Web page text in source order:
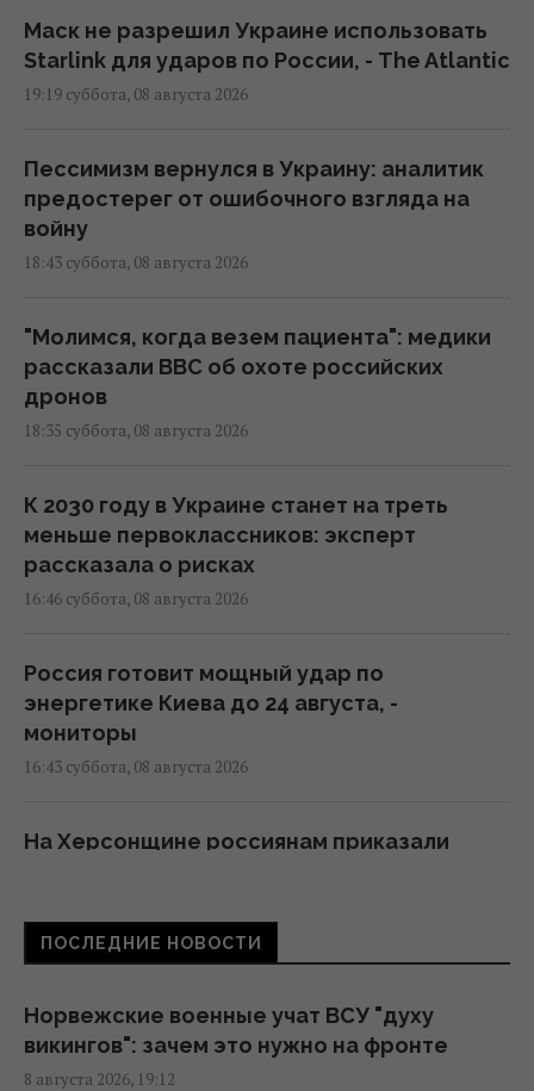
Маск не разрешил Украине использовать
Starlink для ударов по России, - The Atlantic
19:19 суббота, 08 августа 2026
Пессимизм вернулся в Украину: аналитик
предостерег от ошибочного взгляда на
войну
18:43 суббота, 08 августа 2026
"Молимся, когда везем пациента": медики
рассказали BBC об охоте российских
дронов
18:35 суббота, 08 августа 2026
К 2030 году в Украине станет на треть
меньше первоклассников: эксперт
рассказала о рисках
16:46 суббота, 08 августа 2026
Россия готовит мощный удар по
энергетике Киева до 24 августа, -
мониторы
16:43 суббота, 08 августа 2026
На Херсонщине россиянам приказали
16:09 суббота, 08 августа 2026
Украина должна уничтожать пусковые и
производство ракет: эксперт сказал, что
для этого нужно
ПОСЛЕДНИЕ НОВОСТИ
Норвежские военные учат ВСУ "духу
викингов": зачем это нужно на фронте
8 августа 2026, 19:12